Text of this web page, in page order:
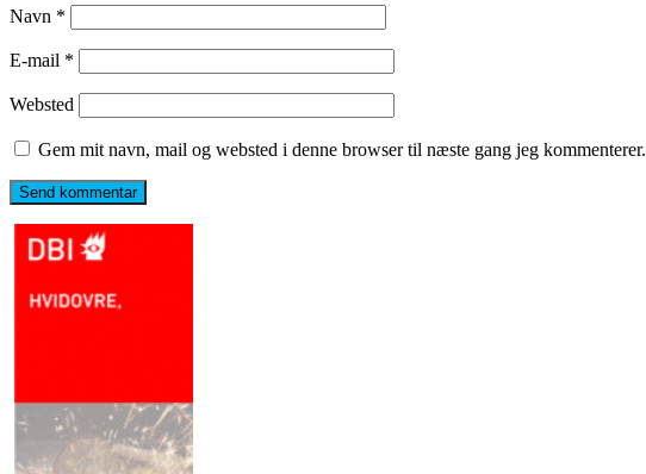
Navn *
E-mail *
Websted
Gem mit navn, mail og websted i denne browser til næste gang jeg kommenterer.